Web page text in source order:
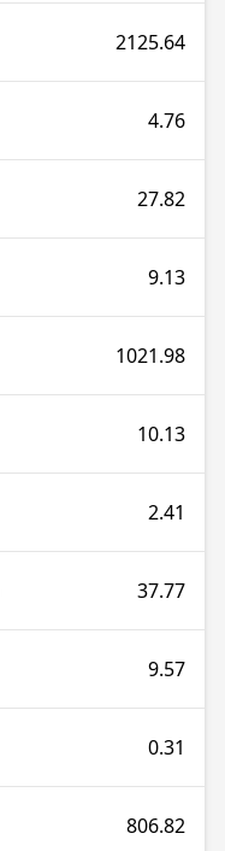
2125.64
4.76
27.82
9.13
1021.98
10.13
2.41
37.77
9.57
0.31
806.82